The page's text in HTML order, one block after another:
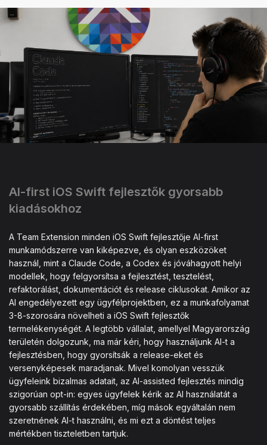
AI-first iOS Swift fejlesztők gyorsabb
kiadásokhoz
A Team Extension minden iOS Swift fejlesztője AI-first
munkamódszerre van kiképezve, és olyan eszközöket
használ, mint a Claude Code, a Codex és jóváhagyott helyi
modellek, hogy felgyorsítsa a fejlesztést, tesztelést,
refaktorálást, dokumentációt és release ciklusokat. Amikor az
AI engedélyezett egy ügyfélprojektben, ez a munkafolyamat
3-8-szorosára növelheti a iOS Swift fejlesztők
termelékenységét. A legtöbb vállalat, amellyel Magyarország
területén dolgozunk, ma már kéri, hogy használjunk AI-t a
fejlesztésben, hogy gyorsítsák a release-eket és
versenyképesek maradjanak. Mivel komolyan vesszük
ügyfeleink bizalmas adatait, az AI-assisted fejlesztés mindig
szigorúan opt-in: egyes ügyfelek kérik az AI használatát a
gyorsabb szállítás érdekében, míg mások egyáltalán nem
szeretnének AI-t használni, és mi ezt a döntést teljes
mértékben tiszteletben tartjuk.